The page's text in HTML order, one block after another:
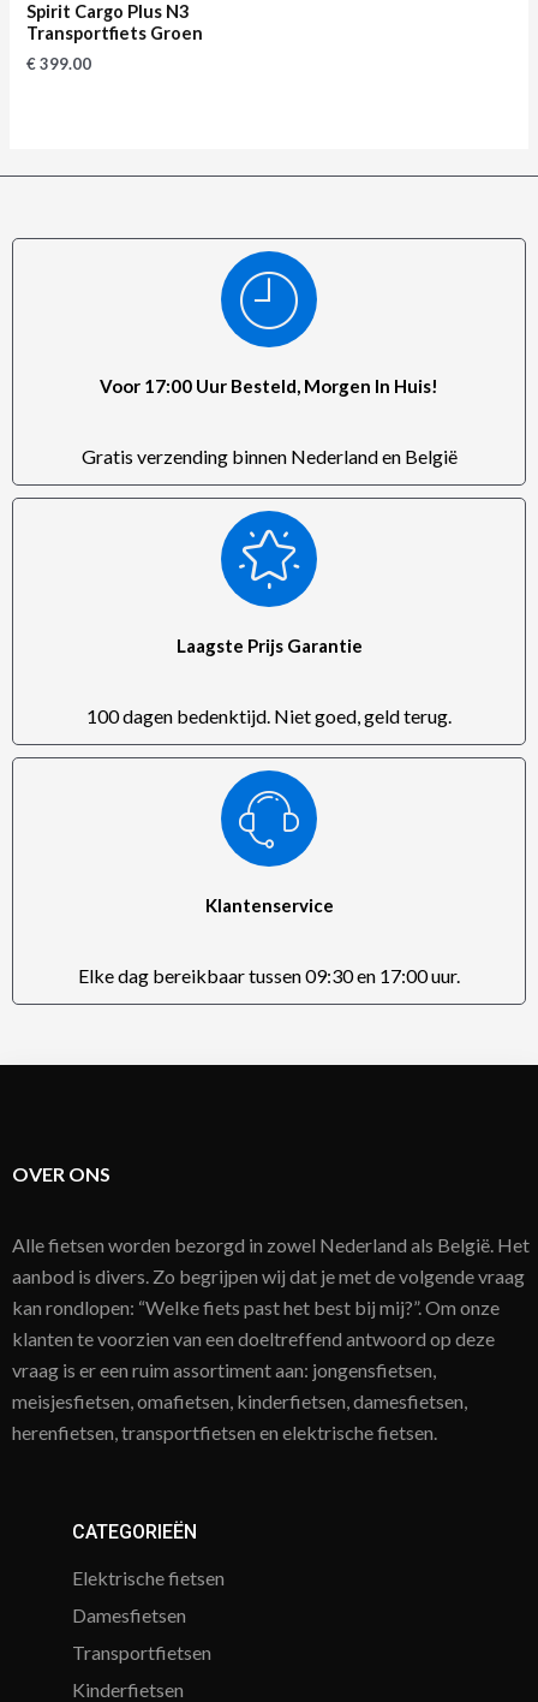
Spirit Cargo Plus N3
Transportfiets Groen
€399.00
Voor 17:00 Uur Besteld, Morgen In Huis!
Gratis verzending binnen Nederland en België
Laagste Prijs Garantie
100 dagen bedenktijd. Niet goed, geld terug.
Klantenservice
Elke dag bereikbaar tussen 09:30 en 17:00 uur.
OVER ONS
Alle fietsen worden bezorgd in zowel Nederland als België. Het
aanbod is divers. Zo begrijpen wij dat je met de volgende vraag
kan rondlopen: “Welke fiets past het best bij mij?”. Om onze
klanten te voorzien van een doeltreffend antwoord op deze
vraag is er een ruim assortiment aan: jongensfietsen,
meisjesfietsen, omafietsen, kinderfietsen, damesfietsen,
herenfietsen, transportfietsen en elektrische fietsen.
CATEGORIEËN
Elektrische fietsen
Damesfietsen
Transportfietsen
Kinderfietsen